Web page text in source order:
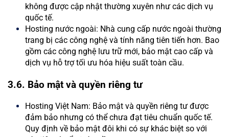
không được cập nhật thường xuyên như các dịch vụ
quốc tế.
Hosting nước ngoài: Nhà cung cấp nước ngoài thường
trang bị các công nghệ và tính năng tiên tiến hơn. Bao
gồm các công nghệ lưu trữ mới, bảo mật cao cấp và
dịch vụ hỗ trợ tối ưu hóa hiệu suất toàn cầu.
3.6. Bảo mật và quyền riêng tư
Hosting Việt Nam: Bảo mật và quyền riêng tư được
đảm bảo nhưng có thể chưa đạt tiêu chuẩn quốc tế.
Quy định về bảo mật đôi khi có sự khác biệt so với